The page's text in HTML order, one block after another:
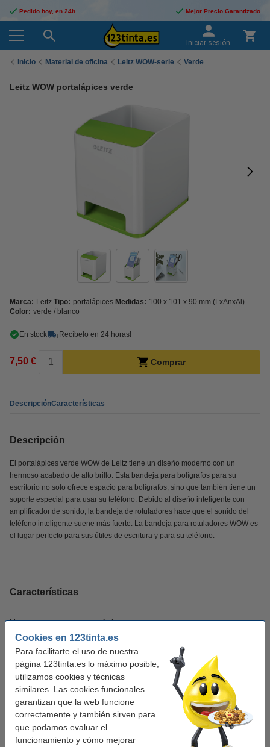
Cookies en 123tinta.es
Para facilitarte el uso de nuestra
página 123tinta.es lo máximo posible,
utilizamos cookies y técnicas
similares. Las cookies funcionales
garantizan que la web funcione
correctamente y también sirven para
que podamos evaluar el
funcionamiento y cómo mejorar
Pedido hoy, en 24h Mejor Precio Garantizado
Iniciar sesión
Inicio Material de oficina Leitz WOW-serie Verde
Leitz WOW portalápices verde
Marca: Leitz Tipo: portalápices Medidas: 100 x 101 x 90 mm (LxAnxAl)
Color: verde / blanco
En stock ¡Recíbelo en 24 horas!
7,50 € Comprar
DescripciónCaracterísticas
Descripción
El portalápices verde WOW de Leitz tiene un diseño moderno con un
hermoso acabado de alto brillo. Esta bandeja para bolígrafos para su
escritorio no solo ofrece espacio para bolígrafos, sino que también tiene un
soporte especial para usar su teléfono. Debido al diseño inteligente con
amplificador de sonido, la bandeja de rotuladores hace que el sonido del
teléfono inteligente suene más fuerte. La bandeja para rotuladores WOW es
el lugar perfecto para sus útiles de escritura y para su teléfono.
Características
Marca: Leitz
Tipo: portalápices
Medidas: 100 x 101 x 90 mm (LxAnxAl)
Color: verde / blanco
Material: poliestireno